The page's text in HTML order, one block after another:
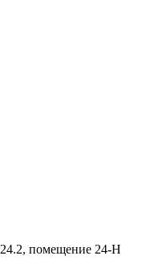
24.2, помещение 24-Н